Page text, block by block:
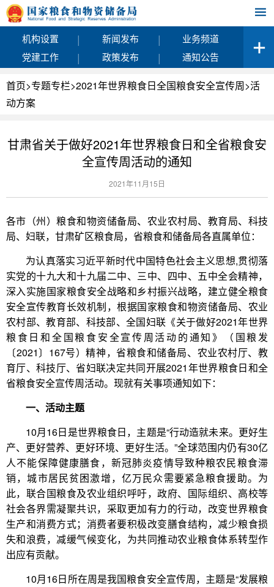
机构设置 | 新闻发布 |
业务频道
党建工作
| 政策发布 | 通知公告
首页>专题专栏>2021年世界粮食日全国粮食安全宣传周>活
动方案
甘肃省关于做好2021年世界粮食日和全省粮食安
全宣传周活动的通知
2021年11月15日
各市（州）粮食和物资储备局、农业农村局、教育局、科技
局、妇联，甘肃矿区粮食局，省粮食和储备局各直属单位：
为认真落实习近平新时代中国特色社会主义思想,贯彻落
实党的十九大和十九届二中、三中、四中、五中全会精神，
深入实施国家粮食安全战略和乡村振兴战略，建立健全粮食
安全宣传教育长效机制，根据国家粮食和物资储备局、农业
农村部、教育部、科技部、全国妇联《关于做好2021年世界
粮食日和全国粮食安全宣传周活动的通知》（国粮发
〔2021〕167号）精神，省粮食和储备局、农业农村厅、教
育厅、科技厅、省妇联决定共同开展2021年世界粮食日和全
省粮食安全宣传周活动。现就有关事项通知如下：
一、活动主题
10月16日是世界粮食日，主题是“行动造就未来。更好生
产、更好营养、更好环境、更好生活。”全球范围内仍有30亿
人不能保障健康膳食，新冠肺炎疫情导致种粮农民粮食滞
销，城市居民贫困激增，亿万民众需要紧急粮食援助。为
此，联合国粮食及农业组织呼吁，政府、国际组织、高校等
社会各界需凝聚共识，采取更加有力的行动，改变世界粮食
生产和消费方式；消费者要积极改变膳食结构，减少粮食损
失和浪费，减缓气候变化，为共同推动农业粮食体系转型作
出应有贡献。
10月16日所在周是我国粮食安全宣传周，主题是“发展粮